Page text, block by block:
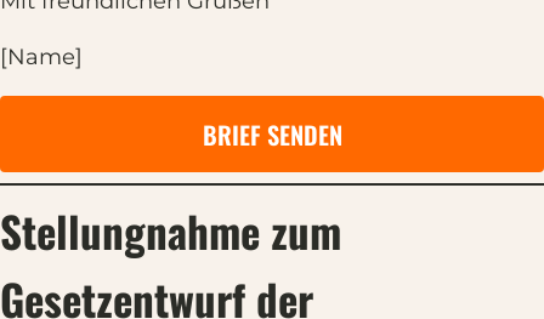
[Name]
BRIEF SENDEN
Stellungnahme zum
Gesetzentwurf der